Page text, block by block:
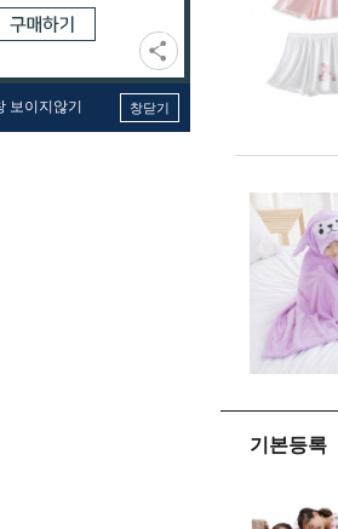
보이지않기 창닫기
기본등록